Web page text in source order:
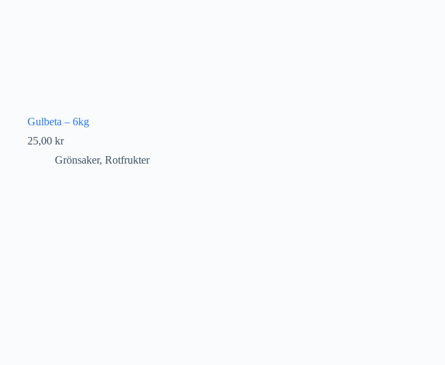
Gulbeta – 6kg
25,00 kr
Grönsaker, Rotfrukter